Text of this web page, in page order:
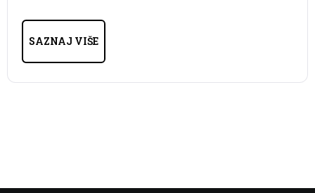
SAZNAJ VIŠE